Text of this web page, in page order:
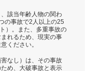
該当年齢人物の関わ
の事故で2人以上の25
）。また、多重事故の
れるため、現実の事
ください。
なし）は、その事故
め、大破事故と表示